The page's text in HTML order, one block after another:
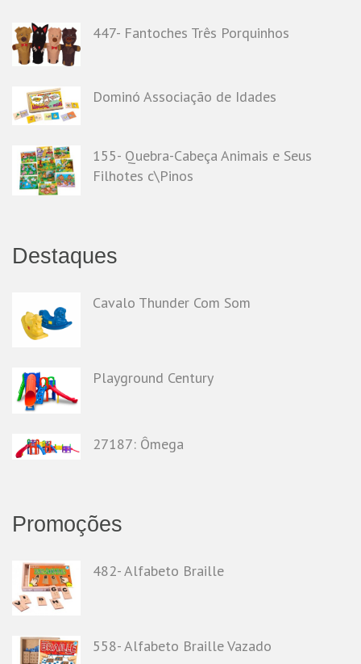
447- Fantoches Três Porquinhos
Dominó Associação de Idades
155- Quebra-Cabeça Animais e Seus
Filhotes c\Pinos
Destaques
Cavalo Thunder Com Som
Playground Century
27187: Ômega
Promoções
482- Alfabeto Braille
558- Alfabeto Braille Vazado